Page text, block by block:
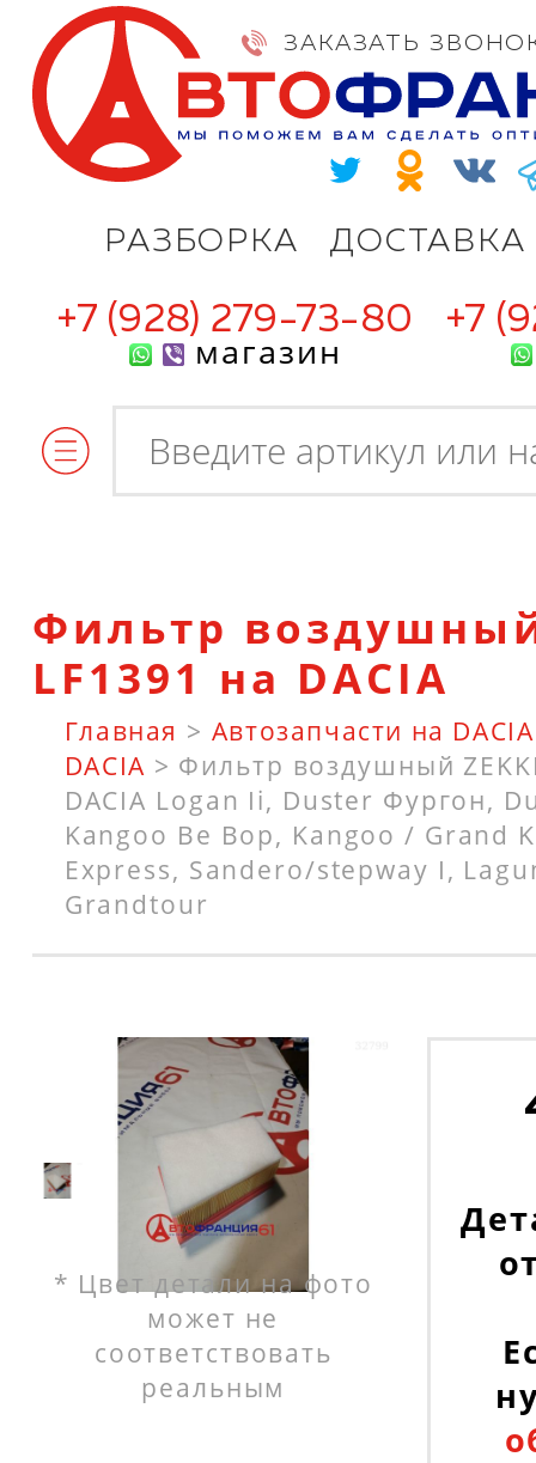
РАЗБОРКА ДОСТАВКА
ЗАКАЗАТЬ
+7 (928) 279-73-80
магазин
+7
Фильтр воздушный
LF1391 на DACIA
Главная > Автозапчасти на DACIA
DACIA > Фильтр воздушный
DACIA Logan Ii, Duster Фургон,
Kangoo Be Bop, Kangoo / Grand
Express, Sandero/stepway I,
Grandtour
* Цвет детали на фото
может не
соответствовать
реальным